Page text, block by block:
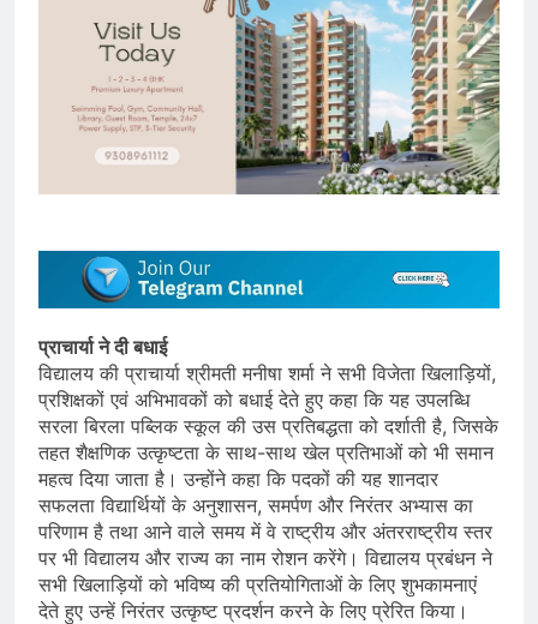
प्राचार्या ने दी बधाई
विद्यालय की प्राचार्या श्रीमती मनीषा शर्मा ने सभी विजेता खिलाड़ियों,
प्रशिक्षकों एवं अभिभावकों को बधाई देते हुए कहा कि यह उपलब्धि
सरला बिरला पब्लिक स्कूल की उस प्रतिबद्धता को दर्शाती है, जिसके
तहत शैक्षणिक उत्कृष्टता के साथ-साथ खेल प्रतिभाओं को भी समान
महत्व दिया जाता है। उन्होंने कहा कि पदकों की यह शानदार
सफलता विद्यार्थियों के अनुशासन, समर्पण और निरंतर अभ्यास का
परिणाम है तथा आने वाले समय में वे राष्ट्रीय और अंतरराष्ट्रीय स्तर
पर भी विद्यालय और राज्य का नाम रोशन करेंगे। विद्यालय प्रबंधन ने
सभी खिलाड़ियों को भविष्य की प्रतियोगिताओं के लिए शुभकामनाएं
देते हुए उन्हें निरंतर उत्कृष्ट प्रदर्शन करने के लिए प्रेरित किया।